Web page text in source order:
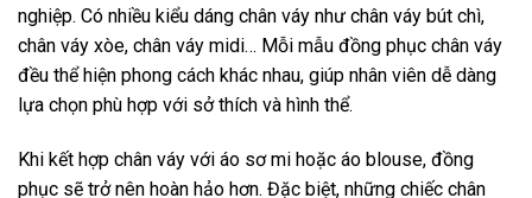
nghiệp. Có nhiều kiểu dáng chân váy như chân váy bút chì,
chân váy xòe, chân váy midi… Mỗi mẫu đồng phục chân váy
đều thể hiện phong cách khác nhau, giúp nhân viên dễ dàng
lựa chọn phù hợp với sở thích và hình thể.
Khi kết hợp chân váy với áo sơ mi hoặc áo blouse, đồng
phục sẽ trở nên hoàn hảo hơn. Đặc biệt, những chiếc chân